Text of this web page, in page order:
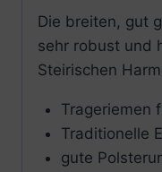
Die breiten, gut
sehr robust und
Steirischen
Trageriemen
Traditionelle
gute